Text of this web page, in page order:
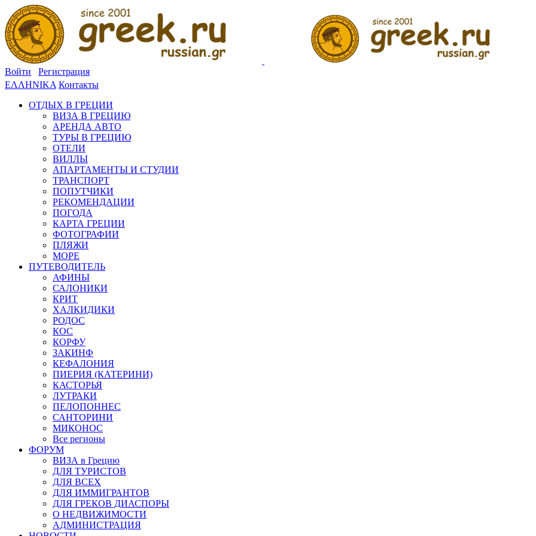
Войти
Регистрация
ΕΛΛΗΝΙΚΑ Контакты
ОТДЫХ В ГРЕЦИИ
ВИЗА В ГРЕЦИЮ
АРЕНДА АВТО
ТУРЫ В ГРЕЦИЮ
ОТЕЛИ
ВИЛЛЫ
АПАРТАМЕНТЫ И СТУДИИ
ТРАНСПОРТ
ПОПУТЧИКИ
РЕКОМЕНДАЦИИ
ПОГОДА
КАРТА ГРЕЦИИ
ФОТОГРАФИИ
ПЛЯЖИ
МОРЕ
ПУТЕВОДИТЕЛЬ
АФИНЫ
САЛОНИКИ
КРИТ
ХАЛКИДИКИ
РОДОС
КОС
КОРФУ
ЗАКИНФ
КЕФАЛОНИЯ
ПИЕРИЯ (КАТЕРИНИ)
КАСТОРЬЯ
ЛУТРАКИ
ПЕЛОПОННЕС
САНТОРИНИ
МИКОНОС
Все регионы
ФОРУМ
ВИЗА в Грецию
ДЛЯ ТУРИСТОВ
ДЛЯ ВСЕХ
ДЛЯ ИММИГРАНТОВ
ДЛЯ ГРЕКОВ ДИАСПОРЫ
О НЕДВИЖИМОСТИ
АДМИНИСТРАЦИЯ